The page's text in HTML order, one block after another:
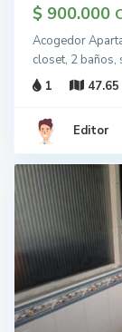
$ 900.000
Acogedor
closet, 2 baños,
1
47.65
Editor